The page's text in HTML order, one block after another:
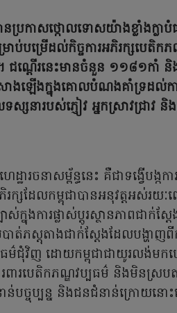
នប្រកាសថ្កោលទោសយ៉ាងខ្លាំងក្លា
ប់បម្រើដល់កិច្ចការអភិរក្សបេតិក
ជណ្តើរនេះមានចំនួន ១១៨១កាំ និ
ាងឡើងក្នុងគោលបំណងគាំទ្រដល់ក
សនារបស់ភ្ញៀវ អ្នកស្រាវជ្រាវ
ារចនាសម្ព័ន្ធនេះ គឺជាទង្វើបង្ក
សដែលកម្ពុជាបានអនុវត្តអស់រយៈ
ក្នុងការផ្លាស់ប្តូរស្ថានភាពជាក់ស្
ភស្តុតាងជាក់ស្តែងដែលបង្ហាញពី
បធម៌ជុំវិញ ដោយកម្ពុជាជាយូរលង់ម
ារបេតិកភណ្ឌវប្បធម៌ និងមិនស្របត
ាន់បច្ចុប្បន្ន និងជនជំនាន់ក្រោយនោ